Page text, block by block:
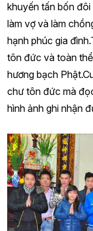
khuyến tấn bốn
làm vợ và làm
hạnh phúc gia
tôn đức và toàn
hương bạch
chư tôn đức mà
hình ảnh ghi nhận